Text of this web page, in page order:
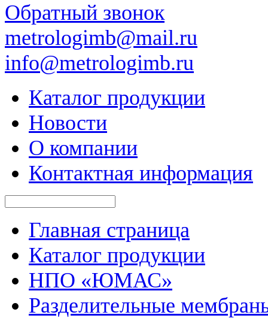
Обратный звонок
metrologimb@mail.ru
info@metrologimb.ru
Каталог продукции
Новости
О компании
Контактная информация
Главная страница
Каталог продукции
НПО «ЮМАС»
Разделительные